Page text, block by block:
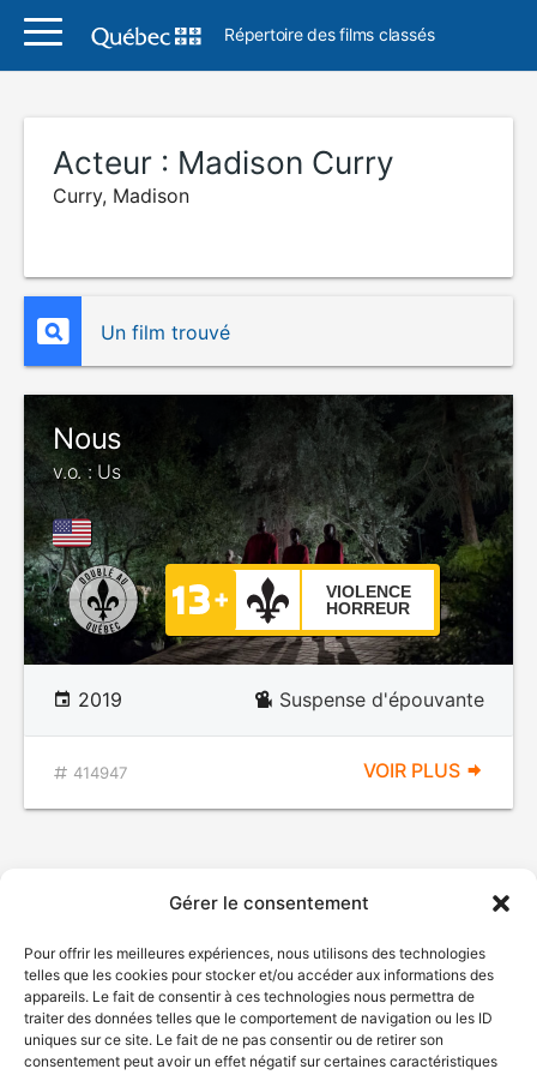
Gérer le consentement
Pour offrir les meilleures expériences, nous utilisons des technologies
telles que les cookies pour stocker et/ou accéder aux informations des
appareils. Le fait de consentir à ces technologies nous permettra de
traiter des données telles que le comportement de navigation ou les ID
uniques sur ce site. Le fait de ne pas consentir ou de retirer son
consentement peut avoir un effet négatif sur certaines caractéristiques
Répertoire des films classés
Acteur : Madison Curry
Curry, Madison
Un film trouvé
Nous
v.o. : Us
VIOLENCE
HORREUR
2019 Suspense d'épouvante
414947 VOIR PLUS